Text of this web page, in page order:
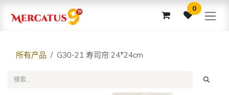
0
所有产品 G30-21 寿司帘 24*24cm